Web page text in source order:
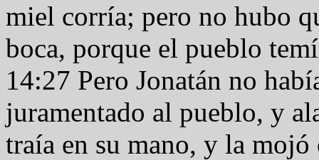
miel corría; pero no hubo
boca, porque el pueblo
14:27 Pero Jonatán no
juramentado al pueblo, y
traía en su mano, y la